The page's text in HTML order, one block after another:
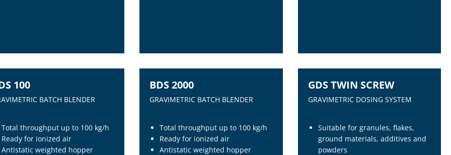
100
BATCH BLENDER
Total throughput up to 100 kg/h
Ready for ionized air
Antistatic weighted hopper
BDS 2000
GRAVIMETRIC BATCH BLENDER
Total throughput up to 100 kg/h
Ready for ionized air
Antistatic weighted hopper
GDS TWIN SCREW
GRAVIMETRIC DOSING SYSTEM
Suitable for granules, flakes,
ground materials, additives and
powders